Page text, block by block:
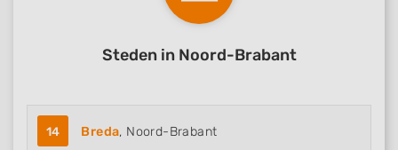
Steden in Noord-Brabant
14 Breda, Noord-Brabant